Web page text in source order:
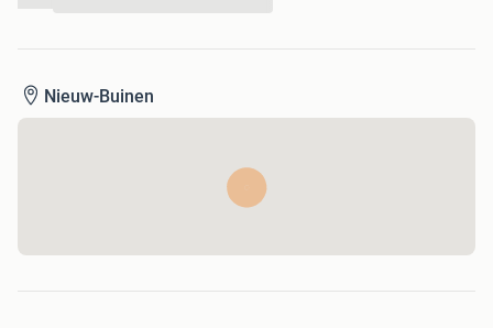
Electrische pomp
Met de standaard Dorema garantie.
Nieuw-Buinen